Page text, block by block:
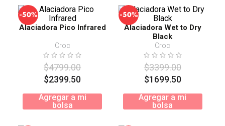
-50%
Alaciadora Pico Infrared
Croc
$4799.00
$2399.50
Agregar a mi
bolsa
-50%
Alaciadora Wet to Dry
Black
Croc
$3399.00
$1699.50
Agregar a mi
bolsa